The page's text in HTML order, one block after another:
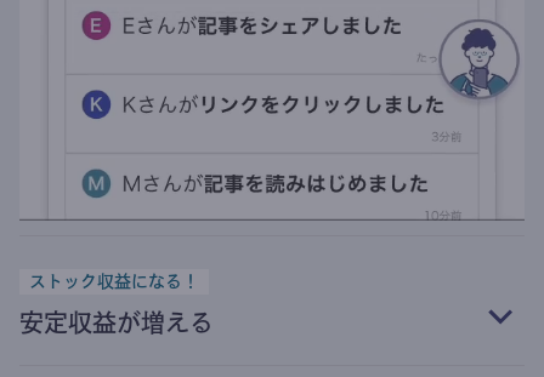
ストック収益になる！
安定収益が増える